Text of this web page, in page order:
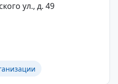
ул., д. 49